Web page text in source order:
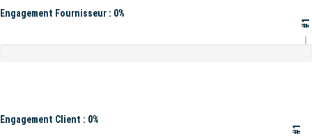
Engagement Fournisseur : 0%
#1
Engagement Client : 0%
#1